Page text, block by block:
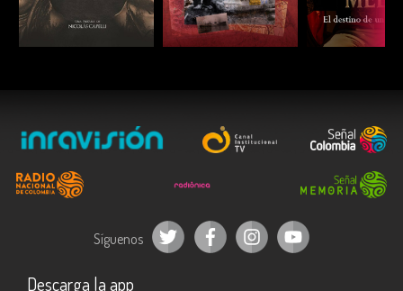
ESCUCHAR ESCUCHAR
Síguenos
Descarga la app